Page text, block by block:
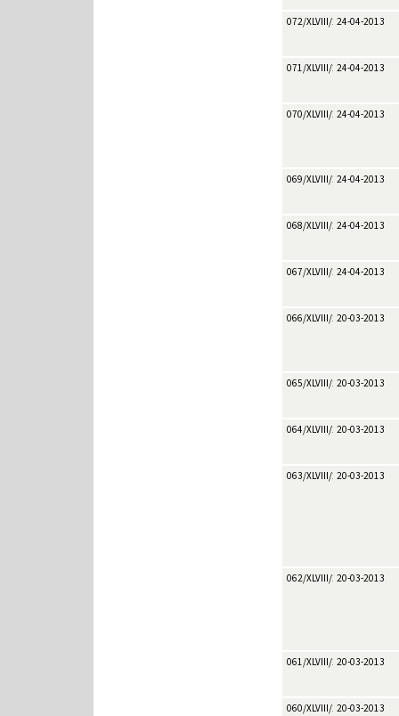
072/XLVIII/201324-04-2013
071/XLVIII/201324-04-2013
070/XLVIII/201324-04-2013
069/XLVIII/201324-04-2013
068/XLVIII/201324-04-2013
067/XLVIII/201324-04-2013
066/XLVIII/201320-03-2013
065/XLVIII/201320-03-2013
064/XLVIII/201320-03-2013
063/XLVIII/201320-03-2013
062/XLVIII/201320-03-2013
061/XLVIII/201320-03-2013
060/XLVIII/201320-03-2013